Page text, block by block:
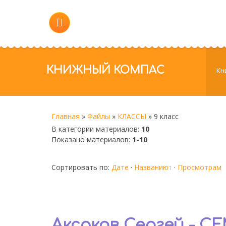
КНИЖНЫЙ КОМПАС
Главная » Файлы » КЛАССЫ » 9 класс
В категории материалов: 10
Показано материалов: 1-10
Сортировать по: Дате · Названию · Просмотрам